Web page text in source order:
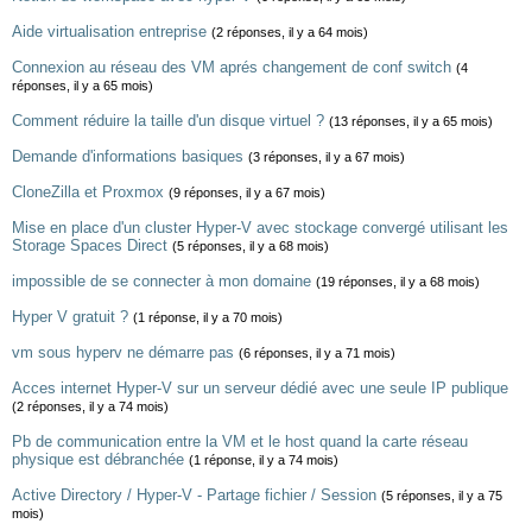
Aide virtualisation entreprise (2 réponses, il y a 64 mois)
Connexion au réseau des VM aprés changement de conf switch (4
réponses, il y a 65 mois)
Comment réduire la taille d'un disque virtuel ? (13 réponses, il y a 65 mois)
Demande d'informations basiques (3 réponses, il y a 67 mois)
CloneZilla et Proxmox (9 réponses, il y a 67 mois)
Mise en place d'un cluster Hyper-V avec stockage convergé utilisant les
Storage Spaces Direct (5 réponses, il y a 68 mois)
impossible de se connecter à mon domaine (19 réponses, il y a 68 mois)
Hyper V gratuit ? (1 réponse, il y a 70 mois)
vm sous hyperv ne démarre pas (6 réponses, il y a 71 mois)
Acces internet Hyper-V sur un serveur dédié avec une seule IP publique
(2 réponses, il y a 74 mois)
Pb de communication entre la VM et le host quand la carte réseau
physique est débranchée (1 réponse, il y a 74 mois)
Active Directory / Hyper-V - Partage fichier / Session (5 réponses, il y a 75
mois)